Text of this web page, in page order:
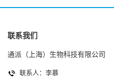
联系我们
通派（上海）生物科技有限公司
联系人：李慕